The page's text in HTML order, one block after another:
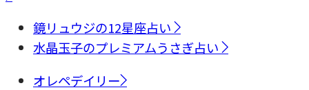
鏡リュウジの12星座占い
水晶玉子のプレミアムうさぎ占い
オレペデイリー